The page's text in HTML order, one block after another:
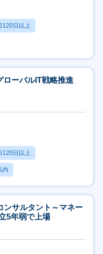
120日以上
ローバルIT戦略推進
120日以上
内
ンサルタント～マネー
5年弱で上場